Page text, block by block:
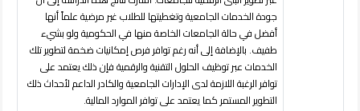
جودة الخدمات الجامعية وتغطيتها للطلاب غير مرضية علماً أنها
أفضل في حالة الجامعات الخاصة منها في الحكومية ولو بشيء
طفيف. بالإضافة إلى أنه رغم توافر فرص إمكانيات ضخمة لتطوير تلك
الخدمات عبر توظيف الحلول التقنية والرقمية فإن ذلك يعتمد على
توافر الرغبة اللازمة لدى الإدارات الجامعية والكادر الداعم لأحداث ذلك
التطوير المستمر كما يعتمد على توافر الموارد المالية.